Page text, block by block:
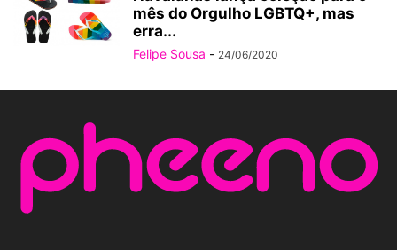
mês do Orgulho LGBTQ+, mas
erra...
Felipe Sousa - 24/06/2020